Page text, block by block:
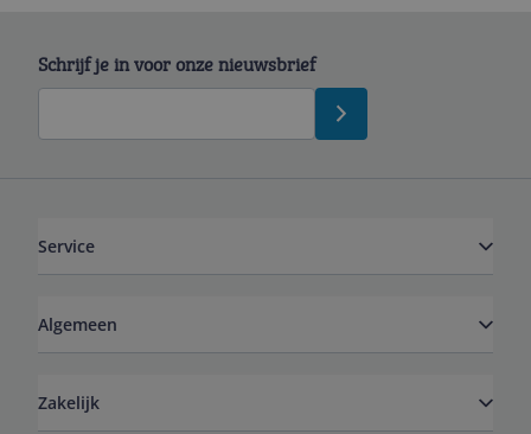
Schrijf je in voor onze nieuwsbrief
Service
Algemeen
Zakelijk